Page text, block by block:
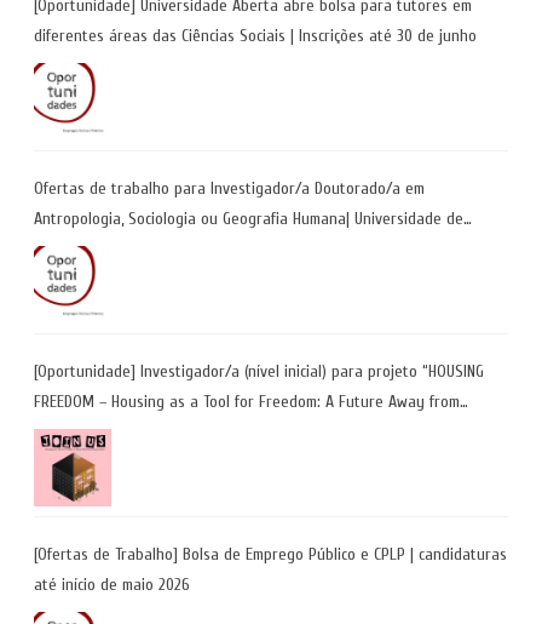
[Oportunidade] Universidade Aberta abre bolsa para tutores em
diferentes áreas das Ciências Sociais | Inscrições até 30 de junho
Ofertas de trabalho para Investigador/a Doutorado/a em
Antropologia, Sociologia ou Geografia Humana| Universidade de
Coimbra | Candidaturas até 29 de maio 2026
[Oportunidade] Investigador/a (nível inicial) para projeto “HOUSING
FREEDOM – Housing as a Tool for Freedom: A Future Away from
Incarceration” | até 8 de maio
[Ofertas de Trabalho] Bolsa de Emprego Público e CPLP | candidaturas
até início de maio 2026